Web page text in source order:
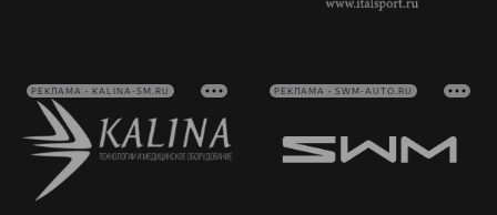
РЕКЛАМА • KALINA-SM.RU РЕКЛАМА • SWM-AUTO.RU